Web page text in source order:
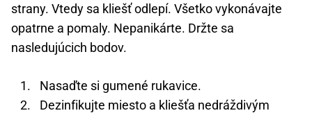
strany. Vtedy sa kliešť odlepí. Všetko vykonávajte
opatrne a pomaly. Nepanikárte. Držte sa
nasledujúcich bodov.
Nasaďte si gumené rukavice.
Dezinfikujte miesto a kliešťa nedráždivým